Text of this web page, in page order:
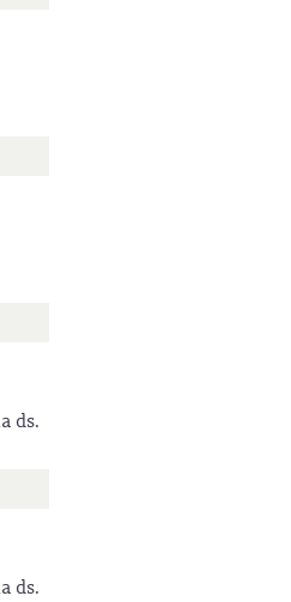
ds.
ds.